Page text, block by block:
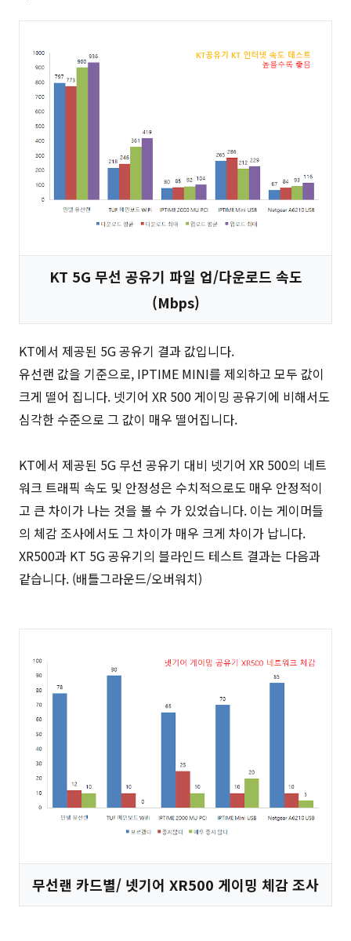
KT 5G 무선 공유기 파일 업/다운로드 속도
(Mbps)
KT에서 제공된 5G 공유기 결과 값입니다.
유선랜 값을 기준으로, IPTIME MINI를 제외하고 모두 값이
크게 떨어 집니다. 넷기어 XR 500 게이밍 공유기에 비해서도
심각한 수준으로 그 값이 매우 떨어집니다.
KT에서 제공된 5G 무선 공유기 대비 넷기어 XR 500의 네트
워크 트래픽 속도 및 안정성은 수치적으로도 매우 안정적이
고 큰 차이가 나는 것을 볼 수 가 있었습니다. 이는 게이머들
의 체감 조사에서도 그 차이가 매우 크게 차이가 납니다.
XR500과 KT 5G 공유기의 블라인드 테스트 결과는 다음과
같습니다. (배틀그라운드/오버워치)
무선랜 카드별/ 넷기어 XR500 게이밍 체감 조사